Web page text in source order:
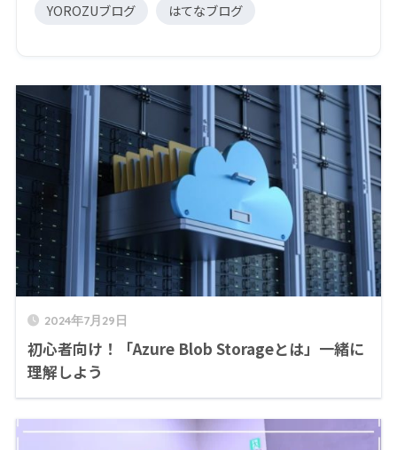
YOROZUブログ はてなブログ
2024年7月29日
初心者向け！「Azure Blob Storageとは」一緒に
理解しよう